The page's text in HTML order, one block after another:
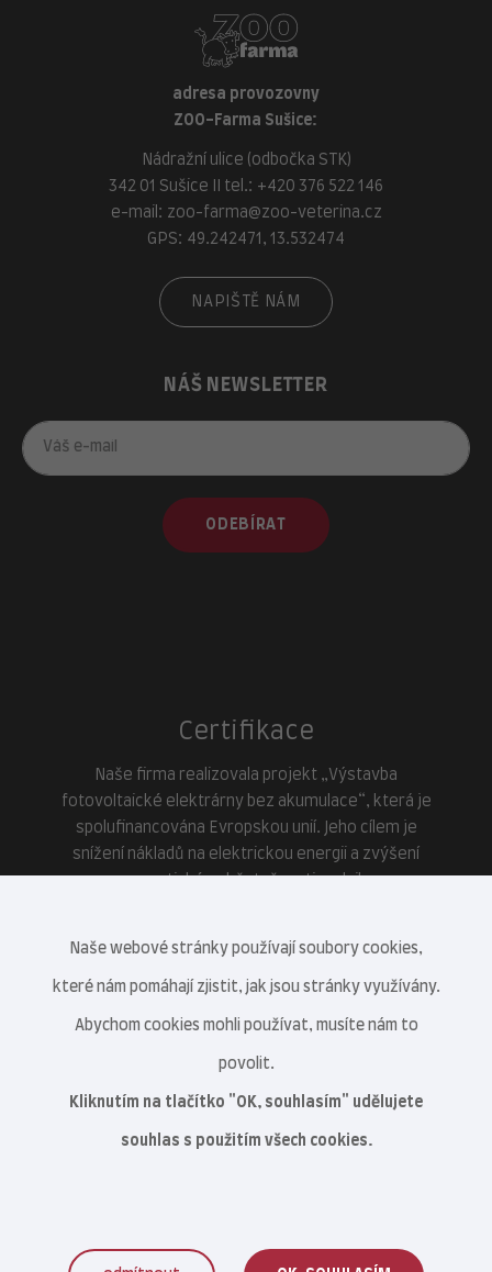
adresa provozovny
ZOO-Farma Sušice:
Nádražní ulice (odbočka STK)
342 01 Sušice II tel.: +420 376 522 146
e-mail: zoo-farma@zoo-veterina.cz
GPS: 49.242471, 13.532474
NAPIŠTĚ NÁM
NÁŠ NEWSLETTER
ODEBÍRAT
Certifikace
Naše firma realizovala projekt „Výstavba
fotovoltaické elektrárny bez akumulace“, která je
spolufinancována Evropskou unií. Jeho cílem je
snížení nákladů na elektrickou energii a zvýšení
Naše webové stránky používají soubory cookies,
které nám pomáhají zjistit, jak jsou stránky využívány.
Abychom cookies mohli používat, musíte nám to
povolit.
Kliknutím na tlačítko "OK, souhlasím" udělujete
souhlas s použitím všech cookies.